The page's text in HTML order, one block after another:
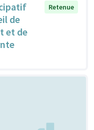
de
et de
Retenue